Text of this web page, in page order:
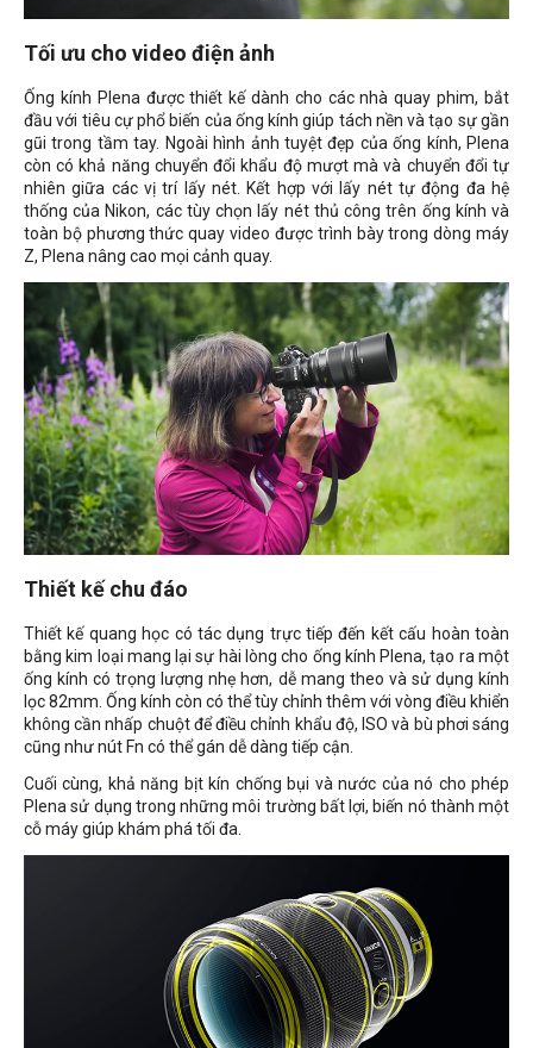
Tối ưu cho video điện ảnh
Ống kính Plena được thiết kế dành cho các nhà quay phim, bắt
đầu với tiêu cự phổ biến của ống kính giúp tách nền và tạo sự gần
gũi trong tầm tay. Ngoài hình ảnh tuyệt đẹp của ống kính, Plena
còn có khả năng chuyển đổi khẩu độ mượt mà và chuyển đổi tự
nhiên giữa các vị trí lấy nét. Kết hợp với lấy nét tự động đa hệ
thống của Nikon, các tùy chọn lấy nét thủ công trên ống kính và
toàn bộ phương thức quay video được trình bày trong dòng máy
Z, Plena nâng cao mọi cảnh quay.
Thiết kế chu đáo
Thiết kế quang học có tác dụng trực tiếp đến kết cấu hoàn toàn
bằng kim loại mang lại sự hài lòng cho ống kính Plena, tạo ra một
ống kính có trọng lượng nhẹ hơn, dễ mang theo và sử dụng kính
lọc 82mm. Ống kính còn có thể tùy chỉnh thêm với vòng điều khiển
không cần nhấp chuột để điều chỉnh khẩu độ, ISO và bù phơi sáng
cũng như nút Fn có thể gán dễ dàng tiếp cận.
Cuối cùng, khả năng bịt kín chống bụi và nước của nó cho phép
Plena sử dụng trong những môi trường bất lợi, biến nó thành một
cỗ máy giúp khám phá tối đa.